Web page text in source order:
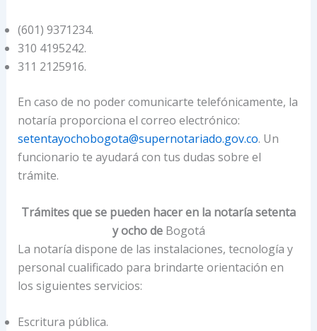
(601) 9371234.
310 4195242.
311 2125916.
En caso de no poder comunicarte telefónicamente, la
notaría proporciona el correo electrónico:
setentayochobogota@supernotariado.gov.co. Un
funcionario te ayudará con tus dudas sobre el
trámite.
Trámites que se pueden hacer en la notaría setenta
y ocho de Bogotá
La notaría dispone de las instalaciones, tecnología y
personal cualificado para brindarte orientación en
los siguientes servicios:
Escritura pública.